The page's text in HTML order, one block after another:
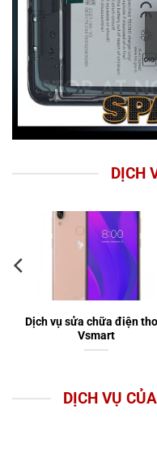
DỊCH
Dịch vụ sửa chữa điện
Vsmart
DỊCH VỤ